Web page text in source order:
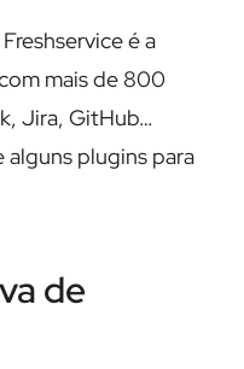
é a
mais de 800
Jira, GitHub…
plugins para
de